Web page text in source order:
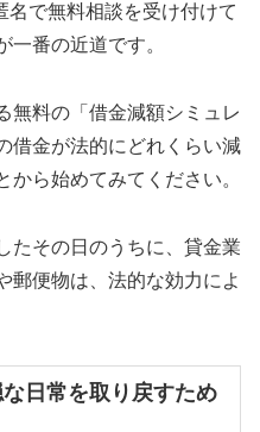
で無料相談を受け付けて
一番の近道です。
無料の「借金減額シミュレ
借金が法的にどれくらい減
から始めてみてください。
たその日のうちに、貸金業
郵便物は、法的な効力によ
日常を取り戻すため